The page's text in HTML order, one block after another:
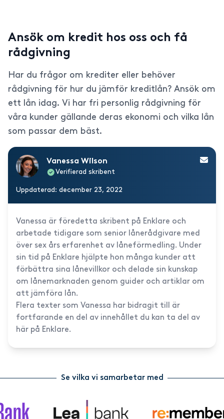
Ansök om kredit hos oss och få
rådgivning
Har du frågor om krediter eller behöver
rådgivning för hur du jämför kreditlån? Ansök om
ett lån idag. Vi har fri personlig rådgivning för
våra kunder gällande deras ekonomi och vilka lån
som passar dem bäst.
Vanessa Wilson
Verifierad skribent
Uppdaterad: december 23, 2022
Vanessa är föredetta skribent på Enklare och
arbetade tidigare som senior lånerådgivare med
över sex års erfarenhet av låneförmedling. Under
sin tid på Enklare hjälpte hon många kunder att
förbättra sina lånevillkor och delade sin kunskap
om lånemarknaden genom guider och artiklar om
att jämföra lån.
Flera texter som Vanessa har bidragit till är
fortfarande en del av innehållet du kan ta del av
här på Enklare.
Se vilka vi samarbetar med